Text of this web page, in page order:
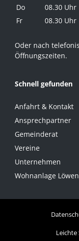
Do
08.30
Fr
08.30
Oder nach
Öffnungszeiten.
Schnell gefunden
Anfahrt & Kontakt
Ansprechpartner
Gemeinderat
Vereine
Unternehmen
Wohnanlage Löwen
Leichte